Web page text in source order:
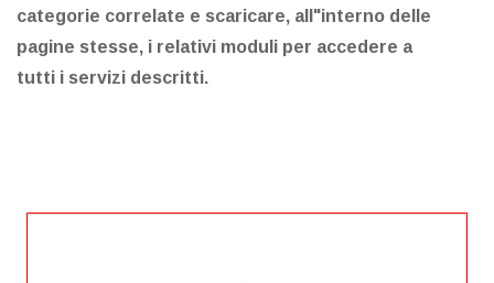
categorie correlate e scaricare, all"interno delle
pagine stesse, i relativi moduli per accedere a
tutti i servizi descritti.